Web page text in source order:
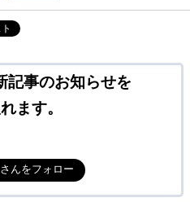
記事のお知らせを
ます。
んをフォロー